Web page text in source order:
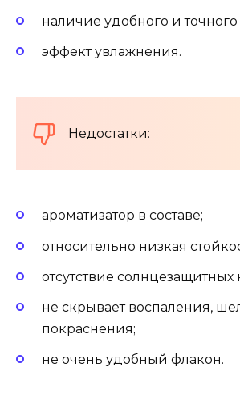
наличие удобного и точного
эффект увлажнения.
Недостатки:
ароматизатор в составе;
относительно низкая
отсутствие солнцезащитных
не скрывает воспаления,
покраснения;
не очень удобный флакон.